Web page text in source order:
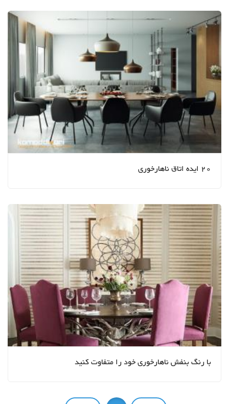
20 ایده اتاق ناهارخوری
با رنگ بنفش ناهارخوری خود را متفاوت کنید